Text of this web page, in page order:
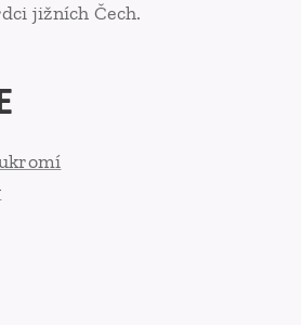
jižních Čech.